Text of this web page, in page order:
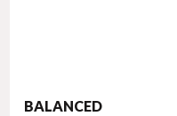
BALANCED